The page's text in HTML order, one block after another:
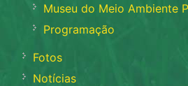
Museu do Meio Ambiente
Programação
Fotos
Notícias